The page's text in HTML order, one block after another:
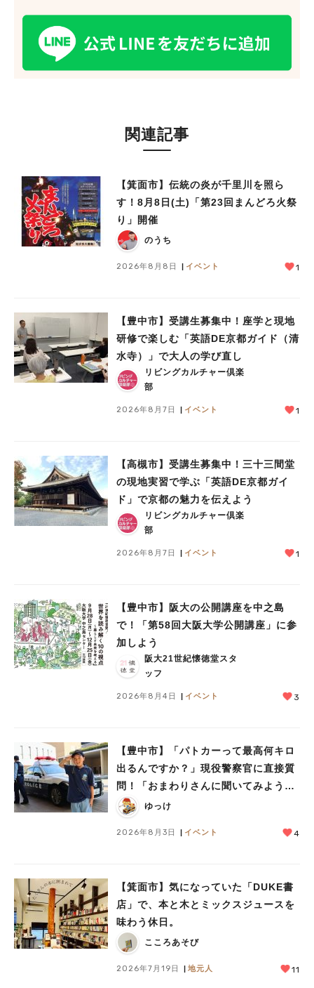
関連記事
【箕面市】伝統の炎が千里川を照ら
す！8月8日(土)「第23回まんどろ火祭
り」開催
のうち
2026年8月8日 イベント 1
【豊中市】受講生募集中！座学と現地
研修で楽しむ「英語DE京都ガイド（清
水寺）」で大人の学び直し
リビングカルチャー倶楽
部
2026年8月7日 イベント 1
【高槻市】受講生募集中！三十三間堂
の現地実習で学ぶ「英語DE京都ガイ
ド」で京都の魅力を伝えよう
リビングカルチャー倶楽
部
2026年8月7日 イベント 1
【豊中市】阪大の公開講座を中之島
で！「第58回大阪大学公開講座」に参
加しよう
阪大21世紀懐徳堂スタ
ッフ
2026年8月4日 イベント 3
【豊中市】「パトカーって最高何キロ
出るんですか？」現役警察官に直接質
問！「おまわりさんに聞いてみよう」
に参加しました
ゆっけ
2026年8月3日 イベント 4
【箕面市】気になっていた「DUKE書
店」で、本と木とミックスジュースを
味わう休日。
こころあそび
2026年7月19日 地元人 11
人気のキーワード